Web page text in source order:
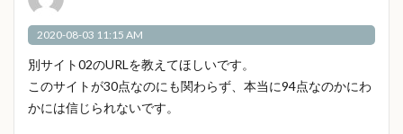
2020-08-03 11:15 AM
別サイト02のURLを教えてほしいです。
このサイトが30点なのにも関わらず、本当に94点なのかにわ
かには信じられないです。